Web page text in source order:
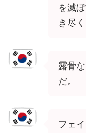
を滅
き尽
露骨
だ。
フェ